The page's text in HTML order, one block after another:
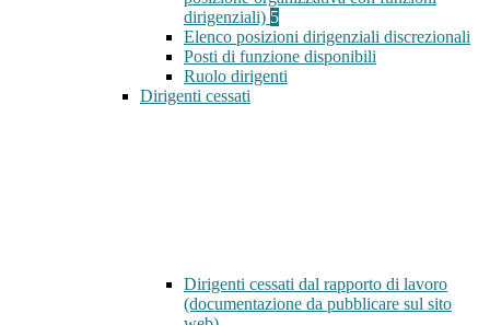
dirigenziali) 5
Elenco posizioni dirigenziali discrezionali
Posti di funzione disponibili
Ruolo dirigenti
Dirigenti cessati
Dirigenti cessati dal rapporto di lavoro
(documentazione da pubblicare sul sito